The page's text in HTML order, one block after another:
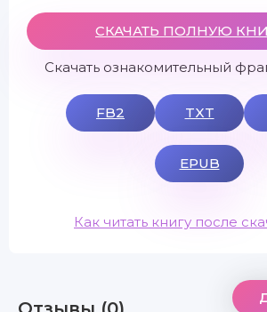
СКАЧАТЬ ПОЛНУЮ
Скачать ознакомительный
FB2 TXT
EPUB
Как читать книгу после